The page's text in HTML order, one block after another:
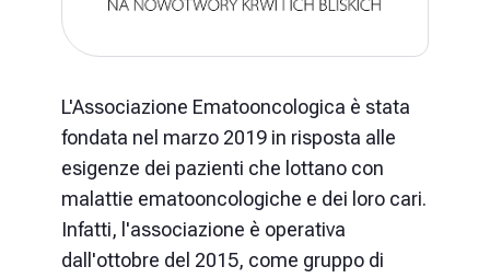
L'Associazione Ematooncologica è stata
fondata nel marzo 2019 in risposta alle
esigenze dei pazienti che lottano con
malattie ematooncologiche e dei loro cari.
Infatti, l'associazione è operativa
dall'ottobre del 2015, come gruppo di